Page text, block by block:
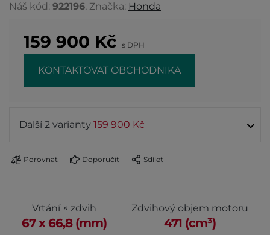
Náš kód: 922196, Značka: Honda
159 900 Kč s DPH
KONTAKTOVAT OBCHODNIKA
Další 2 varianty 159 900 Kč
Porovnat Doporučit Sdílet
Vrtání × zdvih
67 x 66,8 (mm)
Zdvihový objem motoru
471 (cm³)